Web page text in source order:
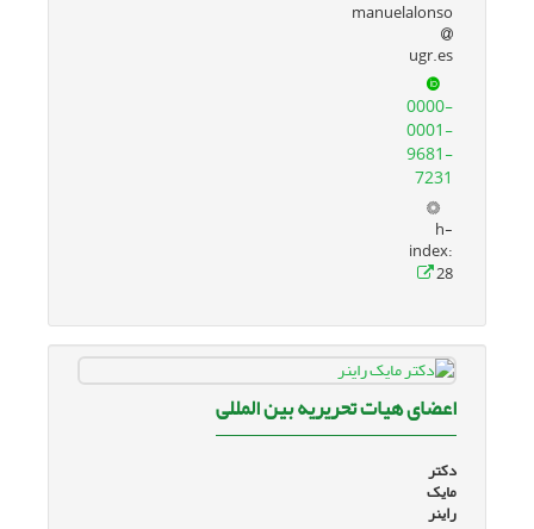
manuelalonso
ugr.es
0000-
0001-
9681-
7231
h-
index:
28
اعضای هیات تحریریه بین المللی
دکتر
مایک
راینر